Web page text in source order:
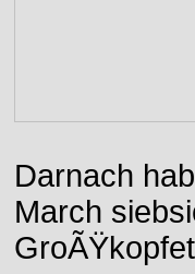
Darnach
March